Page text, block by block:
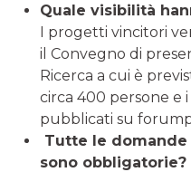
Quale visibilità
I progetti vincitori
il Convegno di
Ricerca a cui è
circa 400 persone e
pubblicati su
Tutte le
sono obbligatorie?